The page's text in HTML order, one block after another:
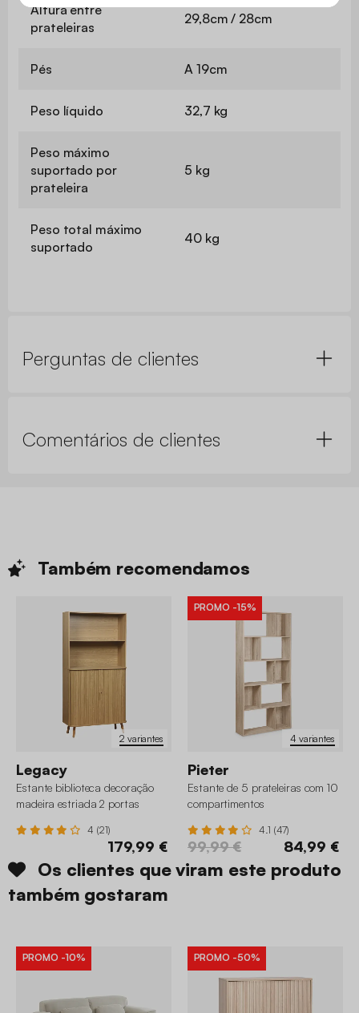
Altura entre
prateleiras
29,8cm / 28cm
Pés A 19cm
Peso líquido 32,7 kg
Peso máximo
suportado por
prateleira
5 kg
Peso total máximo
suportado
40 kg
Perguntas de clientes
Comentários de clientes
Também recomendamos
2 variantes
Legacy
Estante biblioteca decoração
madeira estriada 2 portas
4 (21)
179,99 €
4 variantes
PROMO -15%
Pieter
Estante de 5 prateleiras com 10
compartimentos
4.1 (47)
99,99 € 84,99 €
Os clientes que viram este produto
também gostaram
PROMO -10% PROMO -50%